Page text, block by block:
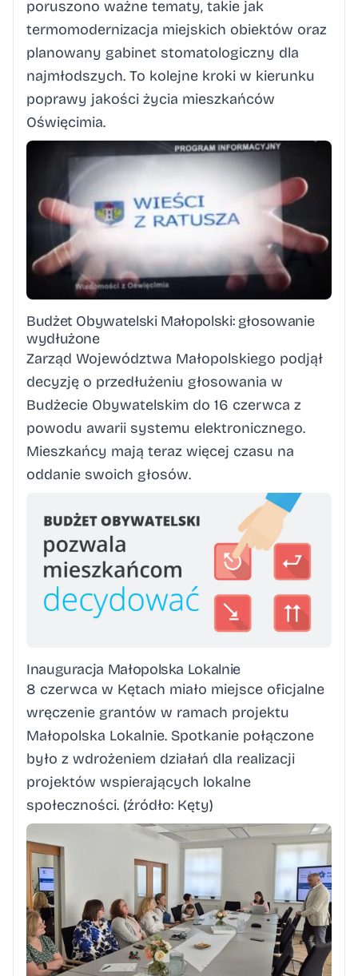
poruszono ważne tematy, takie jak
termomodernizacja miejskich obiektów oraz
planowany gabinet stomatologiczny dla
najmłodszych. To kolejne kroki w kierunku
poprawy jakości życia mieszkańców
Oświęcimia.
Budżet Obywatelski Małopolski: głosowanie
wydłużone
Zarząd Województwa Małopolskiego podjął
decyzję o przedłużeniu głosowania w
Budżecie Obywatelskim do 16 czerwca z
powodu awarii systemu elektronicznego.
Mieszkańcy mają teraz więcej czasu na
oddanie swoich głosów.
Inauguracja Małopolska Lokalnie
8 czerwca w Kętach miało miejsce oficjalne
wręczenie grantów w ramach projektu
Małopolska Lokalnie. Spotkanie połączone
było z wdrożeniem działań dla realizacji
projektów wspierających lokalne
społeczności. (źródło: Kęty)